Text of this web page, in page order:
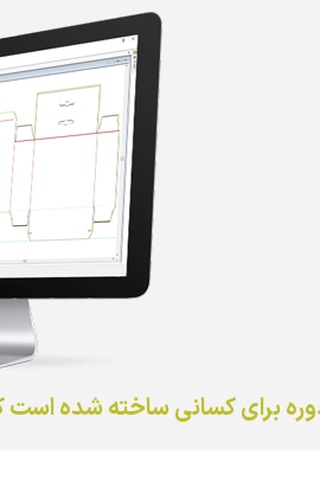
برای کسانی ساخته شده است